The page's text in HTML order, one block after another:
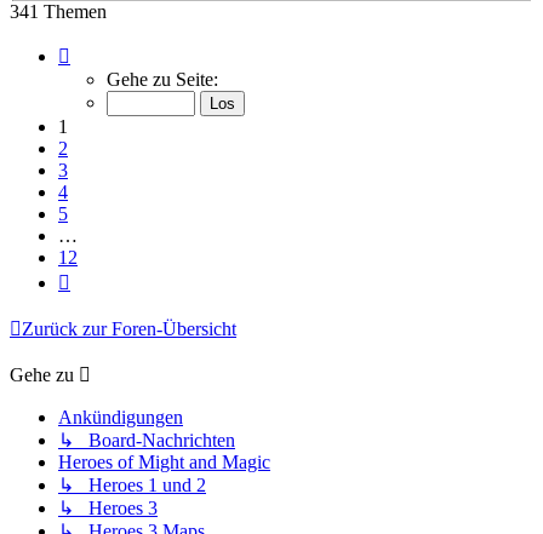
341 Themen
von
Gehe zu Seite:
1
2
3
4
5
…
12
Zurück zur Foren-Übersicht
Gehe zu
Ankündigungen
↳ Board-Nachrichten
Heroes of Might and Magic
↳ Heroes 1 und 2
↳ Heroes 3